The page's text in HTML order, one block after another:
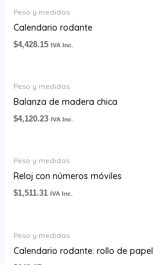
Peso y medidas
Calendario rodante
$4,428.15 IVA Inc.
Peso y medidas
Balanza de madera chica
$4,120.23 IVA Inc.
Peso y medidas
Reloj con números móviles
$1,511.31 IVA Inc.
Peso y medidas
Calendario rodante: rollo de papel